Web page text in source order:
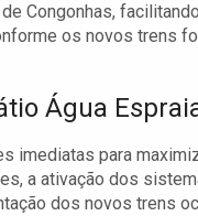
Congonhas,
os novos trens
Água
imediatas para
a ativação dos
dos novos trens